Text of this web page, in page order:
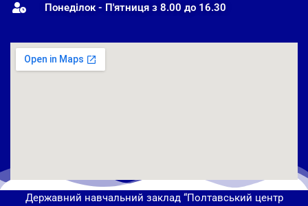
Понеділок - П'ятниця з 8.00 до 16.30
Державний навчальний заклад “Полтавський центр